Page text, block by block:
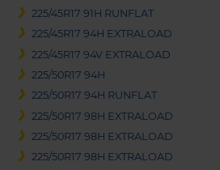
225/45R17 91H RUNFLAT
225/45R17 94H EXTRALOAD
225/45R17 94V EXTRALOAD
225/50R17 94H
225/50R17 94H RUNFLAT
225/50R17 98H EXTRALOAD
225/50R17 98H EXTRALOAD
225/50R17 98H EXTRALOAD